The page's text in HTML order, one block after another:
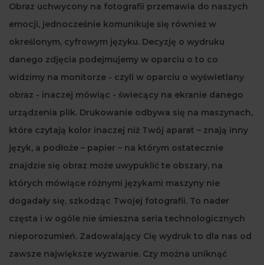
Obraz uchwycony na fotografii przemawia do naszych
emocji, jednocześnie komunikuje się również w
określonym, cyfrowym języku. Decyzję o wydruku
danego zdjęcia podejmujemy w oparciu o to co
widzimy na monitorze - czyli w oparciu o wyświetlany
obraz - inaczej mówiąc - świecący na ekranie danego
urządzenia plik. Drukowanie odbywa się na maszynach,
które czytają kolor inaczej niż Twój aparat – znają inny
język, a podłoże – papier – na którym ostatecznie
znajdzie się obraz może uwypuklić te obszary, na
których mówiące różnymi językami maszyny nie
dogadały się, szkodząc Twojej fotografii. To nader
częsta i w ogóle nie śmieszna seria technologicznych
nieporozumień. Zadowalający Cię wydruk to dla nas od
zawsze największe wyzwanie. Czy można uniknąć